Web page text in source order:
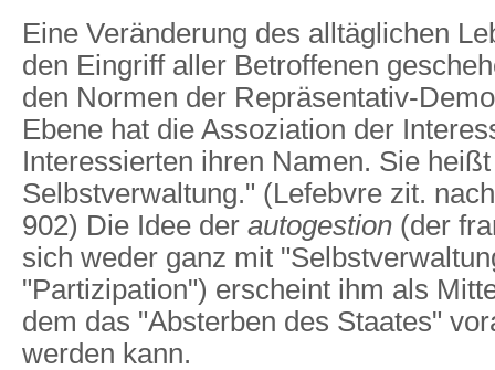
Eine Veränderung des alltäglichen
den Eingriff aller Betroffenen
den Normen der Repräsentativ-
Ebene hat die Assoziation der
Interessierten ihren Namen. Sie heißt
Selbstverwaltung." (Lefebvre zit.
902) Die Idee der autogestion (der
sich weder ganz mit
"Partizipation") erscheint ihm als
dem das "Absterben des Staates"
werden kann.